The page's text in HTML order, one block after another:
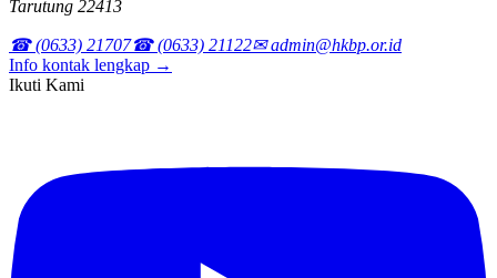
Tarutung 22413
☎ (0633) 21707☎ (0633) 21122✉ admin@hkbp.or.id
Info kontak lengkap →
Ikuti Kami